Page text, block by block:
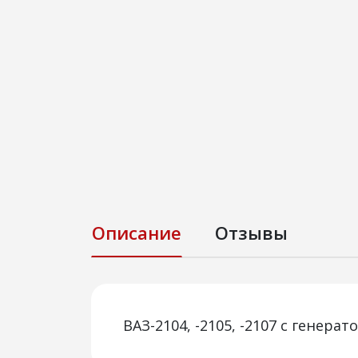
Описание Отзывы
ВАЗ-2104, -2105, -2107 с